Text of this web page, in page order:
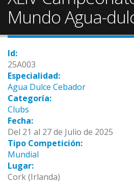
Mundo Agua-
Id:
25A003
Especialidad:
Agua Dulce Cebador
Categoría:
Clubs
Fecha:
Del 21 al 27 de Julio de 2025
Tipo Competición:
Mundial
Lugar:
Cork (Irlanda)